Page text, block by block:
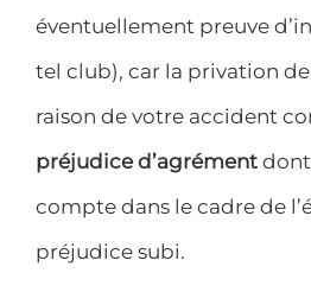
éventuellement preuve
tel club), car la privation
raison de votre accident
préjudice d’agrémentdont
compte dans le cadre de
préjudice subi.